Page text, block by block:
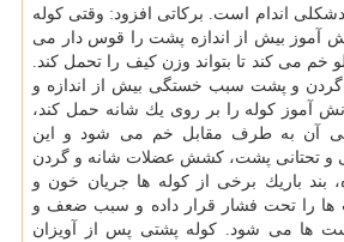
اندام است. بركاتی افزود: وقتی كوله
آموز بیش از اندازه پشت را قوس دار می
خم می كند تا بتواند وزن كیف را تحمل كند.
و پشت سبب خستگی بیش از اندازه و
آموز كوله را بر روی یك شانه حمل كند،
آن به طرف مقابل خم می شود و این
و تحتانی پشت، كشش عضلات شانه و گردن
بند باریك برخی از كوله ها جریان خون و
را تحت فشار قرار داده و سبب ضعف و
ها می شود. كوله پشتی پس از آویزان